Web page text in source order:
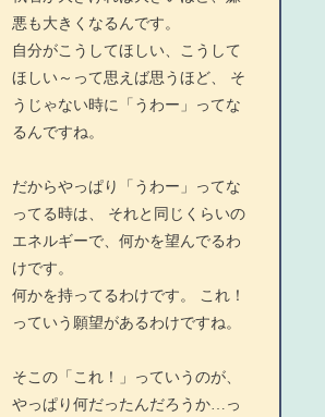
悪も大きくなるんです。
自分がこうしてほしい、こうして
ほしい～って思えば思うほど、 そ
うじゃない時に「うわー」ってな
るんですね。
だからやっぱり「うわー」ってな
ってる時は、 それと同じくらいの
エネルギーで、何かを望んでるわ
けです。
何かを持ってるわけです。 これ！
っていう願望があるわけですね。
そこの「これ！」っていうのが、
やっぱり何だったんだろうか…っ